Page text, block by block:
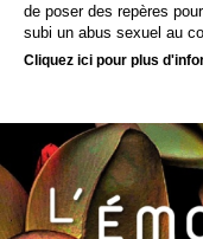
de poser des repères
subi un abus sexuel au
Cliquez ici pour plus